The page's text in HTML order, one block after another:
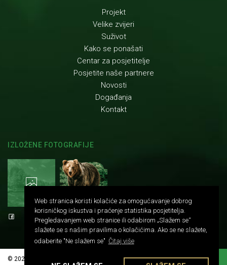
Web stranica koristi kolačiće za omogućavanje dobrog
korisničkog iskustva i praćenje statistika posjetitelja.
Pregledavanjem web stranice ili odabirom „Slažem se“
slažete se s našim pravilima o kolačićima. Ako se ne slažete,
odaberite "Ne slažem se" Čitaj više
Projekt
Velike zvijeri
Suživot
Kako se ponašati
Centar za posjetitelje
Posjetite naše partnere
Novosti
Događanja
Kontakt
IZLOŽENE FOTOGRAFIJE
© 2026 Center Dina. Sva prava pridržana.